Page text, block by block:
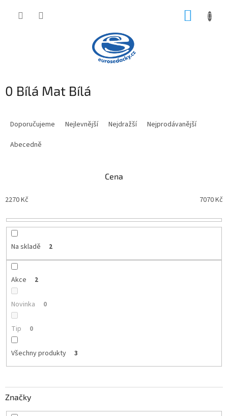
0 Bílá Mat Bílá
o
u
ů
Doporučujeme Nejlevnější Nejdražší
Nejprodávanější
Abecedně
Cena
2270Kč 7070Kč
Na skladě 2
Akce 2
Novinka 0
Tip 0
Všechny produkty 3
Značky